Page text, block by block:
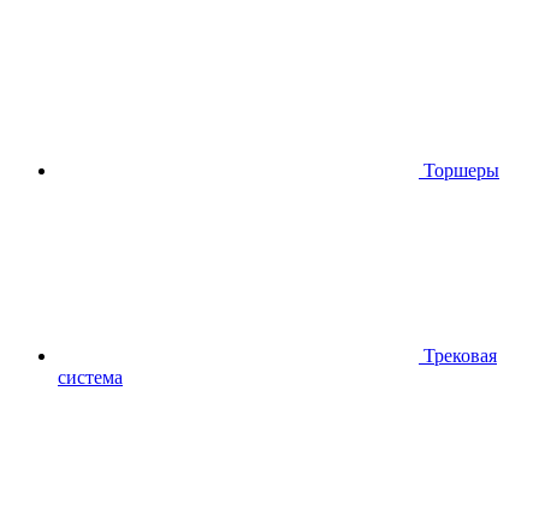
Торшеры
Трековая
система